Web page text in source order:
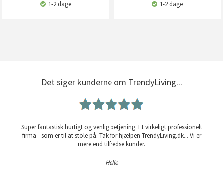
1-2 dage 1-2 dage
Det siger kunderne om TrendyLiving...
Super fantastisk hurtigt og venlig betjening. Et virkeligt professionelt
firma - som er til at stole på. Tak for hjælpen TrendyLiving.dk... Vi er
mere end tilfredse kunder.
Helle